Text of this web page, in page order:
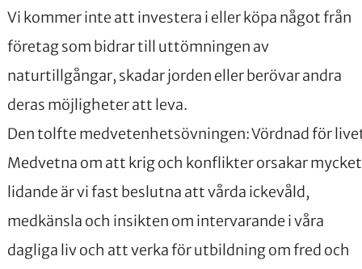
Vi kommer inte att investera i eller köpa något från
företag som bidrar till uttömningen av
naturtillgångar, skadar jorden eller berövar andra
deras möjligheter att leva.
Den tolfte medvetenhetsövningen: Vördnad för
Medvetna om att krig och konflikter orsakar mycket
lidande är vi fast beslutna att vårda ickevåld,
medkänsla och insikten om intervarande i våra
dagliga liv och att verka för utbildning om fred och